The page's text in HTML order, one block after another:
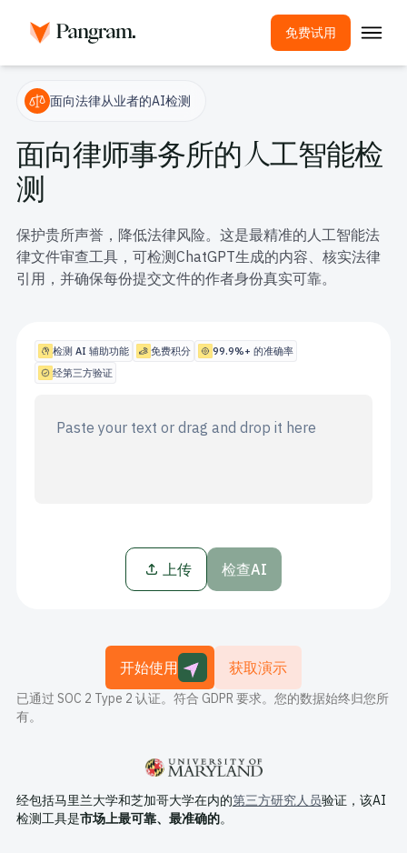
免费试用
解决方案
AI检测器
图像探测器
浏览器扩展程序
集成
抄袭检测工具
用例
登录
面向法律从业者的AI检测
面向律师事务所的人工智能检
测
保护贵所声誉，降低法律风险。这是最精准的人工智能法
律文件审查工具，可检测ChatGPT生成的内容、核实法律
引用，并确保每份提交文件的作者身份真实可靠。
检测 AI 辅助功能 免费积分
99.9%+ 的准确率
经第三方验证
上传 检查AI
开始使用 获取演示
已通过 SOC 2 Type 2 认证。符合 GDPR 要求。您的数据始终归您所
有。
经包括马里兰大学和芝加哥大学在内的第三方研究人员验证，该AI
检测工具是市场上最可靠、最准确的。